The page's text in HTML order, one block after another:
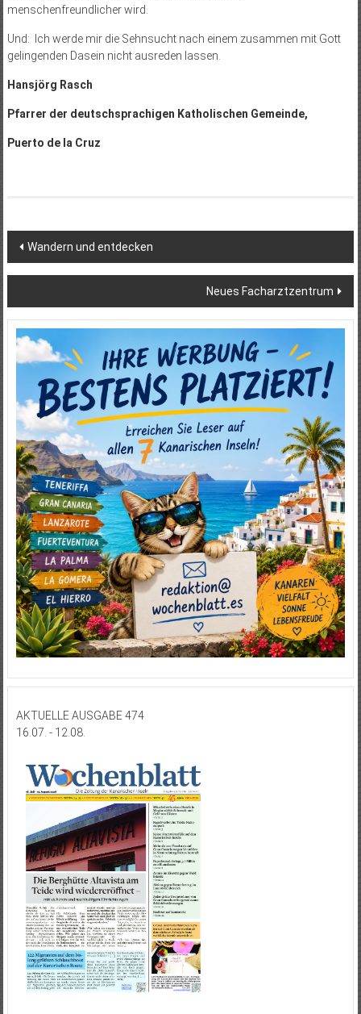
menschenfreundlicher wird.
Und: Ich werde mir die Sehnsucht nach einem zusammen mit Gott
gelingenden Dasein nicht ausreden lassen.
Hansjörg Rasch
Pfarrer der deutschsprachigen Katholischen Gemeinde,
Puerto de la Cruz
Beitragsnavigation
Wandern und entdecken
Neues Facharztzentrum
AKTUELLE AUSGABE 474
16.07. - 12.08.